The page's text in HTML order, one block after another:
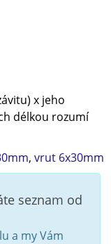
x jeho
délkou rozumí
, vrut 6x30mm
seznam od
a my Vám